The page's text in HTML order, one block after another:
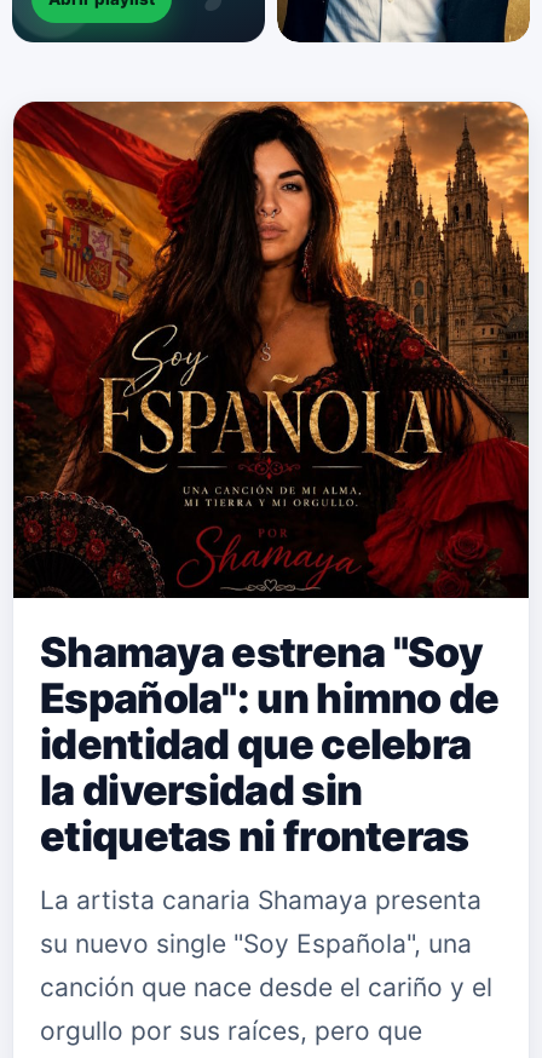
Shamaya estrena "Soy
Española": un himno de
identidad que celebra
la diversidad sin
etiquetas ni fronteras
La artista canaria Shamaya presenta
su nuevo single "Soy Española", una
canción que nace desde el cariño y el
orgullo por sus raíces, pero que